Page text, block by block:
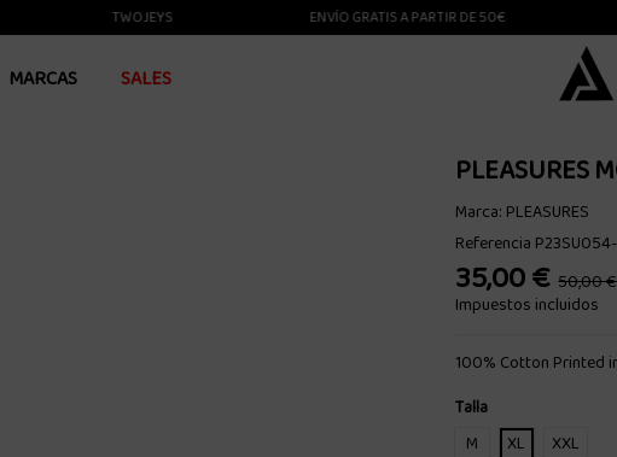
TWOJEYS ENVÍO GRATIS A PARTIR DE 50€
MARCAS SALES
PLEASURES
Marca: PLEASURES
Referencia
35,00 € 50,00 €
Impuestos incluidos
100% Cotton Printed
Talla
M
XL
XXL